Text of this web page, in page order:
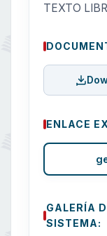
TEXTO
ENLACE
GALERÍA
SISTEMA: